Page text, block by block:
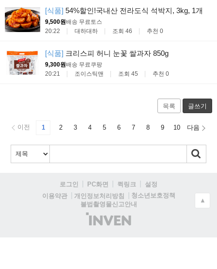
[식품] 54%할인!국내산 전라도식 석박지, 3kg, 1개
9,500원배송 무료 토스
20:22
대하대하 조회 46 추천 0
[식품] 크리스피 허니 눈꽃 쌀과자 850g
9,300원배송 무료 쿠팡
20:21
조이스틱맨 조회 45 추천 0
목록 글쓰기
이전 1 2 3 4 5 6 7 8 9 10 다음
로그인 PC화면 퀵링크
설정
이용약관
개인정보처리방침
청소년보호정책
불법촬영물신고안내
(주)
인
▲